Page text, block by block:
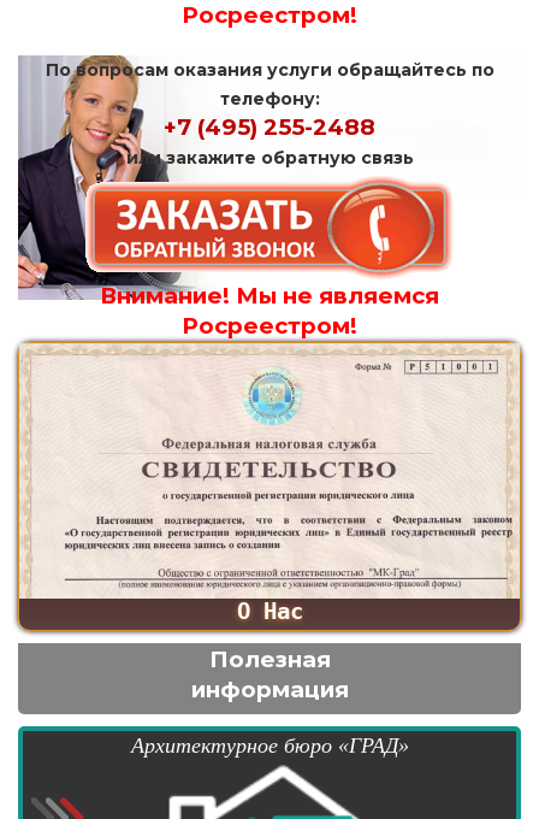
Росреестром!
По вопросам оказания услуги обращайтесь по
телефону:
+7 (495) 255-2488
или закажите обратную связь
Внимание! Мы не являемся
Росреестром!
О Нас
Полезная
информация
Архитектурное бюро «ГРАД»